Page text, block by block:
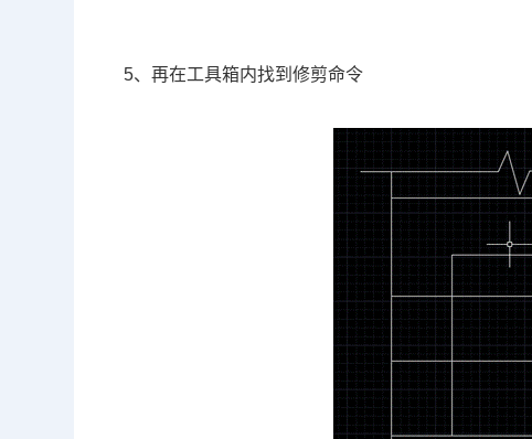
5、再在工具箱内找到修剪命令